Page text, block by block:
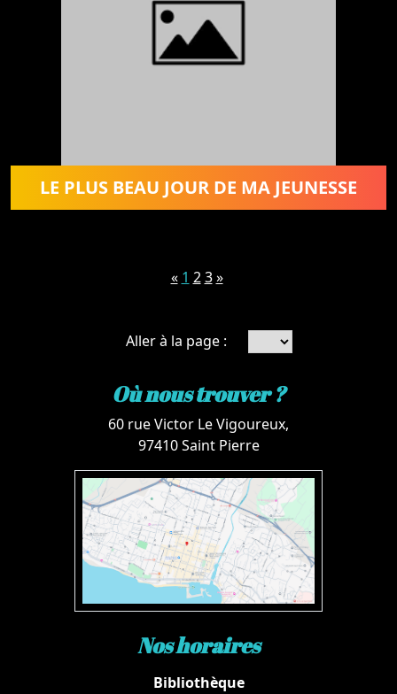
LE PLUS BEAU JOUR DE MA JEUNESSE
« 1 2 3 »
Aller à la page :
Où nous trouver ?
60 rue Victor Le Vigoureux,
97410 Saint Pierre
Nos horaires
Bibliothèque